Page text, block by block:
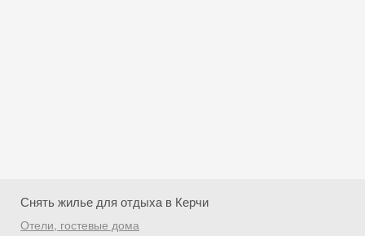
Снять жилье для отдыха в Керчи
Отели, гостевые дома